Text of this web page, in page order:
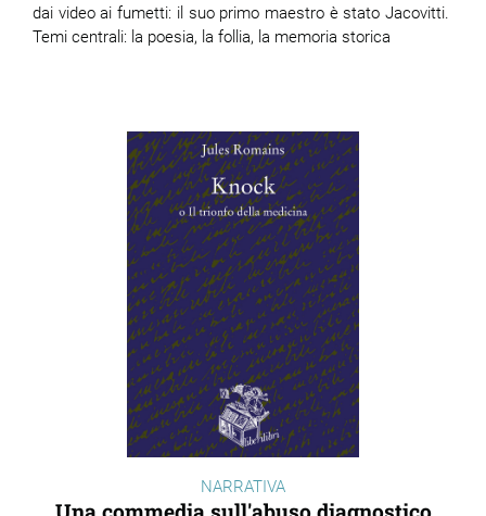
dai video ai fumetti: il suo primo maestro è stato Jacovitti.
Temi centrali: la poesia, la follia, la memoria storica
NARRATIVA